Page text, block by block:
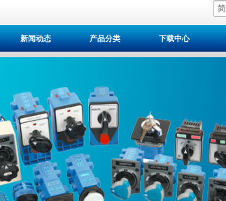
新闻动态 产品分类 下载中心